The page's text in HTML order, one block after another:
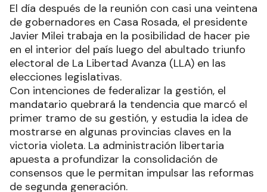
El día después de la reunión con casi una veintena
de gobernadores en Casa Rosada, el presidente
Javier Milei trabaja en la posibilidad de hacer pie
en el interior del país luego del abultado triunfo
electoral de La Libertad Avanza (LLA) en las
elecciones legislativas.
Con intenciones de federalizar la gestión, el
mandatario quebrará la tendencia que marcó el
primer tramo de su gestión, y estudia la idea de
mostrarse en algunas provincias claves en la
victoria violeta. La administración libertaria
apuesta a profundizar la consolidación de
consensos que le permitan impulsar las reformas
de segunda generación.